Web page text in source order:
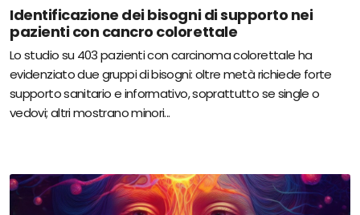
Identificazione dei bisogni di supporto nei
pazienti con cancro colorettale
Lo studio su 403 pazienti con carcinoma colorettale ha
evidenziato due gruppi di bisogni: oltre metà richiede forte
supporto sanitario e informativo, soprattutto se single o
vedovi; altri mostrano minori...